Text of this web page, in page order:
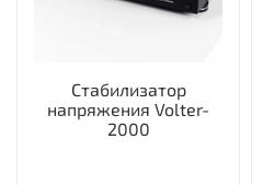
Стабилизатор
напряжения Volter-
2000